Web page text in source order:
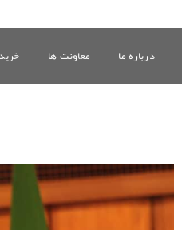
خرید معاونت ها درباره ما